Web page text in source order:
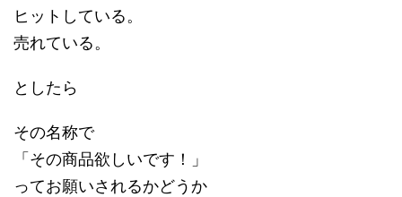
ヒットしている。
売れている。
としたら
その名称で
「その商品欲しいです！」
ってお願いされるかどうか